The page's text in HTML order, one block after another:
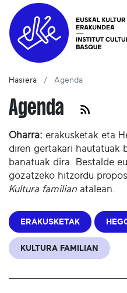
Hasiera Agenda
Agenda
Oharra: erakusketak eta
diren gertakari hautatuak
banatuak dira. Bestalde
gozatzeko hitzordu
Kultura familian atalean.
ERAKUSKETAK
KULTURA FAMILIAN